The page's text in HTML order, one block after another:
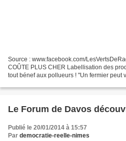
Source : www.facebook.com/
COÛTE PLUS CHER Labellisation des
tout bénef aux pollueurs ! "Un fermier peut
Le Forum de Davos
Publié le 20/01/2014 à 15:57
Par democratie-reelle-nimes